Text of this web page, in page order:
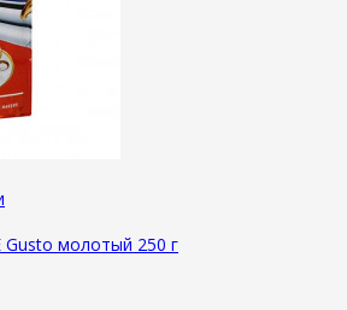
Gusto молотый 250 г